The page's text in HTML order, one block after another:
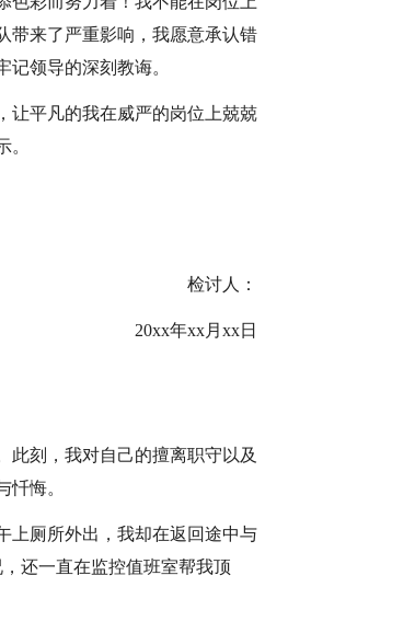
带来了严重影响，我愿意承认错
领导的深刻教诲。
让平凡的我在威严的岗位上兢兢
。
检讨人：
20xx年xx月xx日
此刻，我对自己的擅离职守以及
悔。
上厕所外出，我却在返回途中与
还一直在监控值班室帮我顶